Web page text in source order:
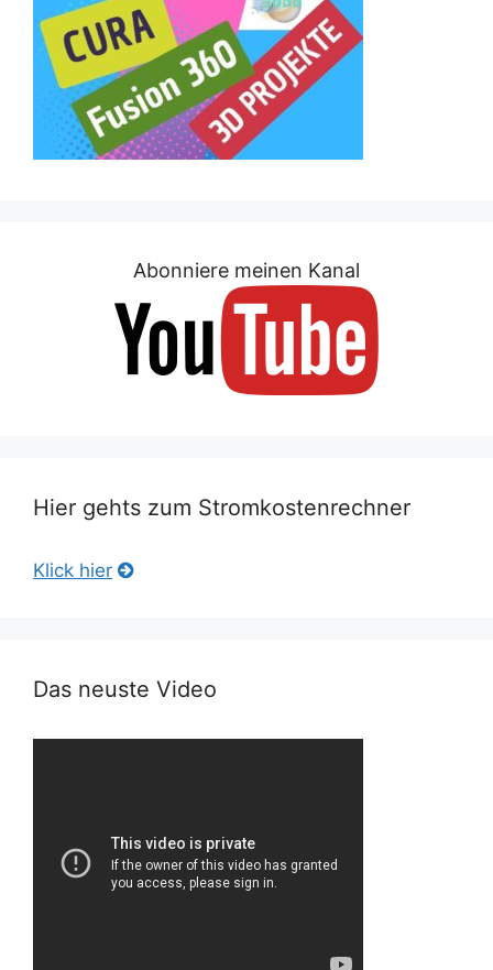
Abonniere meinen Kanal
Hier gehts zum Stromkostenrechner
Klick hier
Das neuste Video